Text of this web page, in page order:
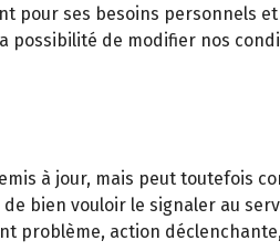
pour ses besoins personnels
possibilité de modifier nos
à jour, mais peut toutefois
bien vouloir le signaler au
problème, action